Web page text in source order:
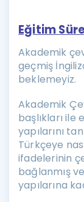
Eğitim
Akademik
geçmiş
beklemeyiz.
Akademik
başlıkları
yapılarını
Türkçeye
ifadelerinin
bağlanmış
yapılarına